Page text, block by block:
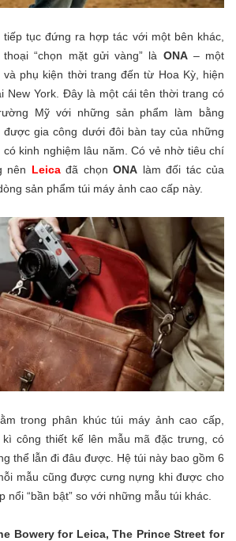
tiếp tục đứng ra hợp tác với một bên khác,
“chọn mặt gửi vàng” là ONA– một
phụ kiện thời trang đến từ Hoa Kỳ, hiện
New York. Đây là một cái tên thời trang có
Mỹ với những sản phẩm làm bằng
được gia công dưới đôi bàn tay của những
kinh nghiệm lâu năm. Có vẻ nhờ tiêu chí
nên Leicađã chọn ONA làm đối tác của
sản phẩm túi máy ảnh cao cấp này.
trong phân khúc túi máy ảnh cao cấp,
công thiết kế lên mẫu mã đặc trưng, có
thể lẫn đi đâu được. Hệ túi này bao gồm 6
mẫu cũng được cưng nựng khi được cho
nổi “bần bật” so với những mẫu túi khác.
Bowery for Leica, The Prince Street for